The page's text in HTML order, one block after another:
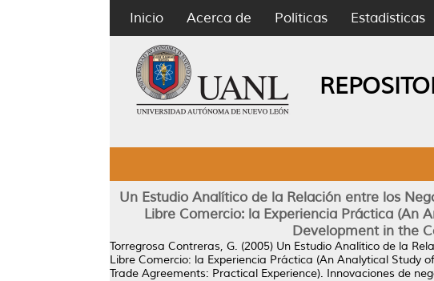
Inicio Acerca de Políticas Estadísticas
Un Estudio Analítico de la Relación entre los
Libre Comercio: la Experiencia Práctica (An
Development in the
Torregrosa Contreras, G. (2005) Un Estudio Analítico de la
Libre Comercio: la Experiencia Práctica (An Analytical Study
Trade Agreements: Practical Experience). Innovaciones de